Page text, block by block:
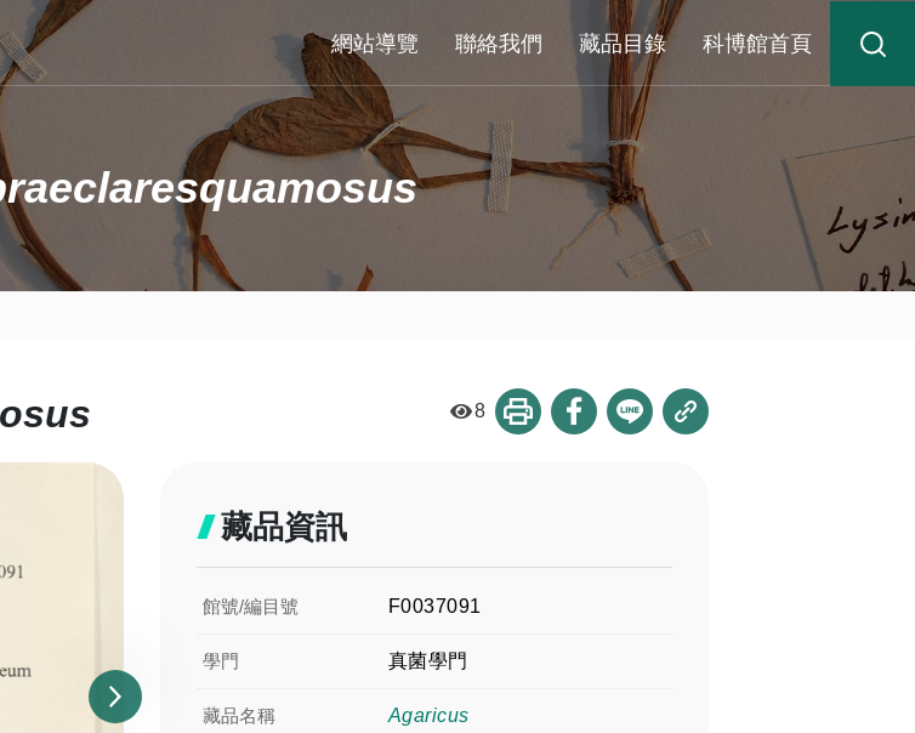
網站導覽 聯絡我們 藏品目錄 科博館首頁
8
藏品資訊
館號/編目號 F0037091
學門 真菌學門
藏品名稱
Agaricus